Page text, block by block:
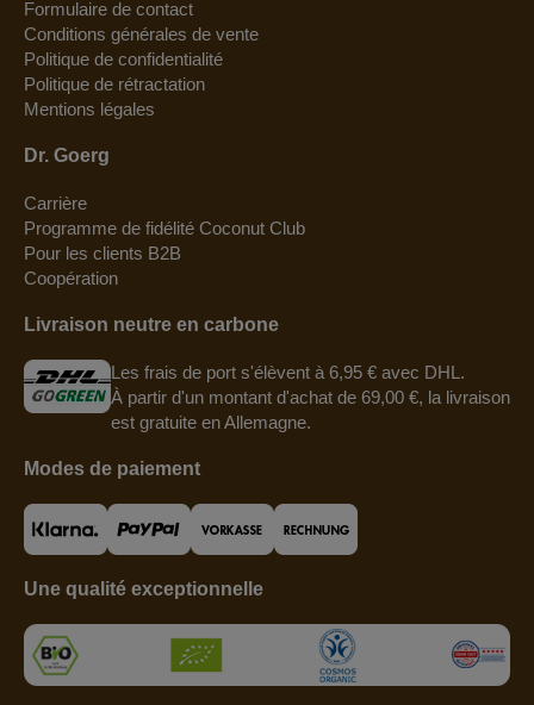
Formulaire de contact
Conditions générales de vente
Politique de confidentialité
Politique de rétractation
Mentions légales
Dr. Goerg
Carrière
Programme de fidélité Coconut Club
Pour les clients B2B
Coopération
Livraison neutre en carbone
Les frais de port s'élèvent à 6,95 € avec DHL.
À partir d'un montant d'achat de 69,00 €, la livraison
est gratuite en Allemagne.
Modes de paiement
Une qualité exceptionnelle